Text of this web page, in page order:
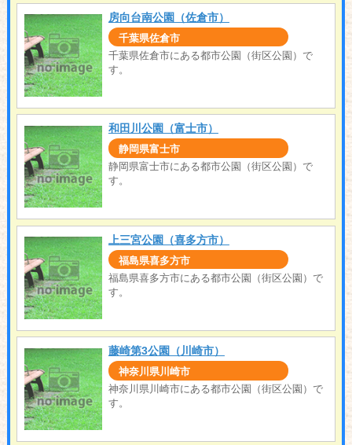
房向台南公園（佐倉市）
千葉県佐倉市
千葉県佐倉市にある都市公園（街区公園）で
す。
和田川公園（富士市）
静岡県富士市
静岡県富士市にある都市公園（街区公園）で
す。
上三宮公園（喜多方市）
福島県喜多方市
福島県喜多方市にある都市公園（街区公園）で
す。
藤崎第3公園（川崎市）
神奈川県川崎市
神奈川県川崎市にある都市公園（街区公園）で
す。